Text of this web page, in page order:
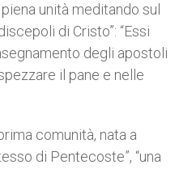
unità meditando sul
di Cristo”: “Essi
degli apostoli
il pane e nelle
comunità, nata a
di Pentecoste”, “una